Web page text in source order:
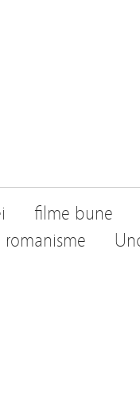
filme bune
romanisme